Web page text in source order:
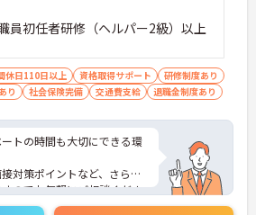
員初任者研修（ヘルパー2級）以上
休日110日以上 資格取得サポート
研修制度あり
り
社会保険完備 交通費支給 退職金制度あり
トの時間も大切にできる環
対策ポイントなど、さらに
のでお気軽にご相談くださ